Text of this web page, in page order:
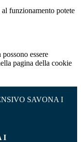
funzionamento potete
essere
pagina della cookie
SAVONA I
I